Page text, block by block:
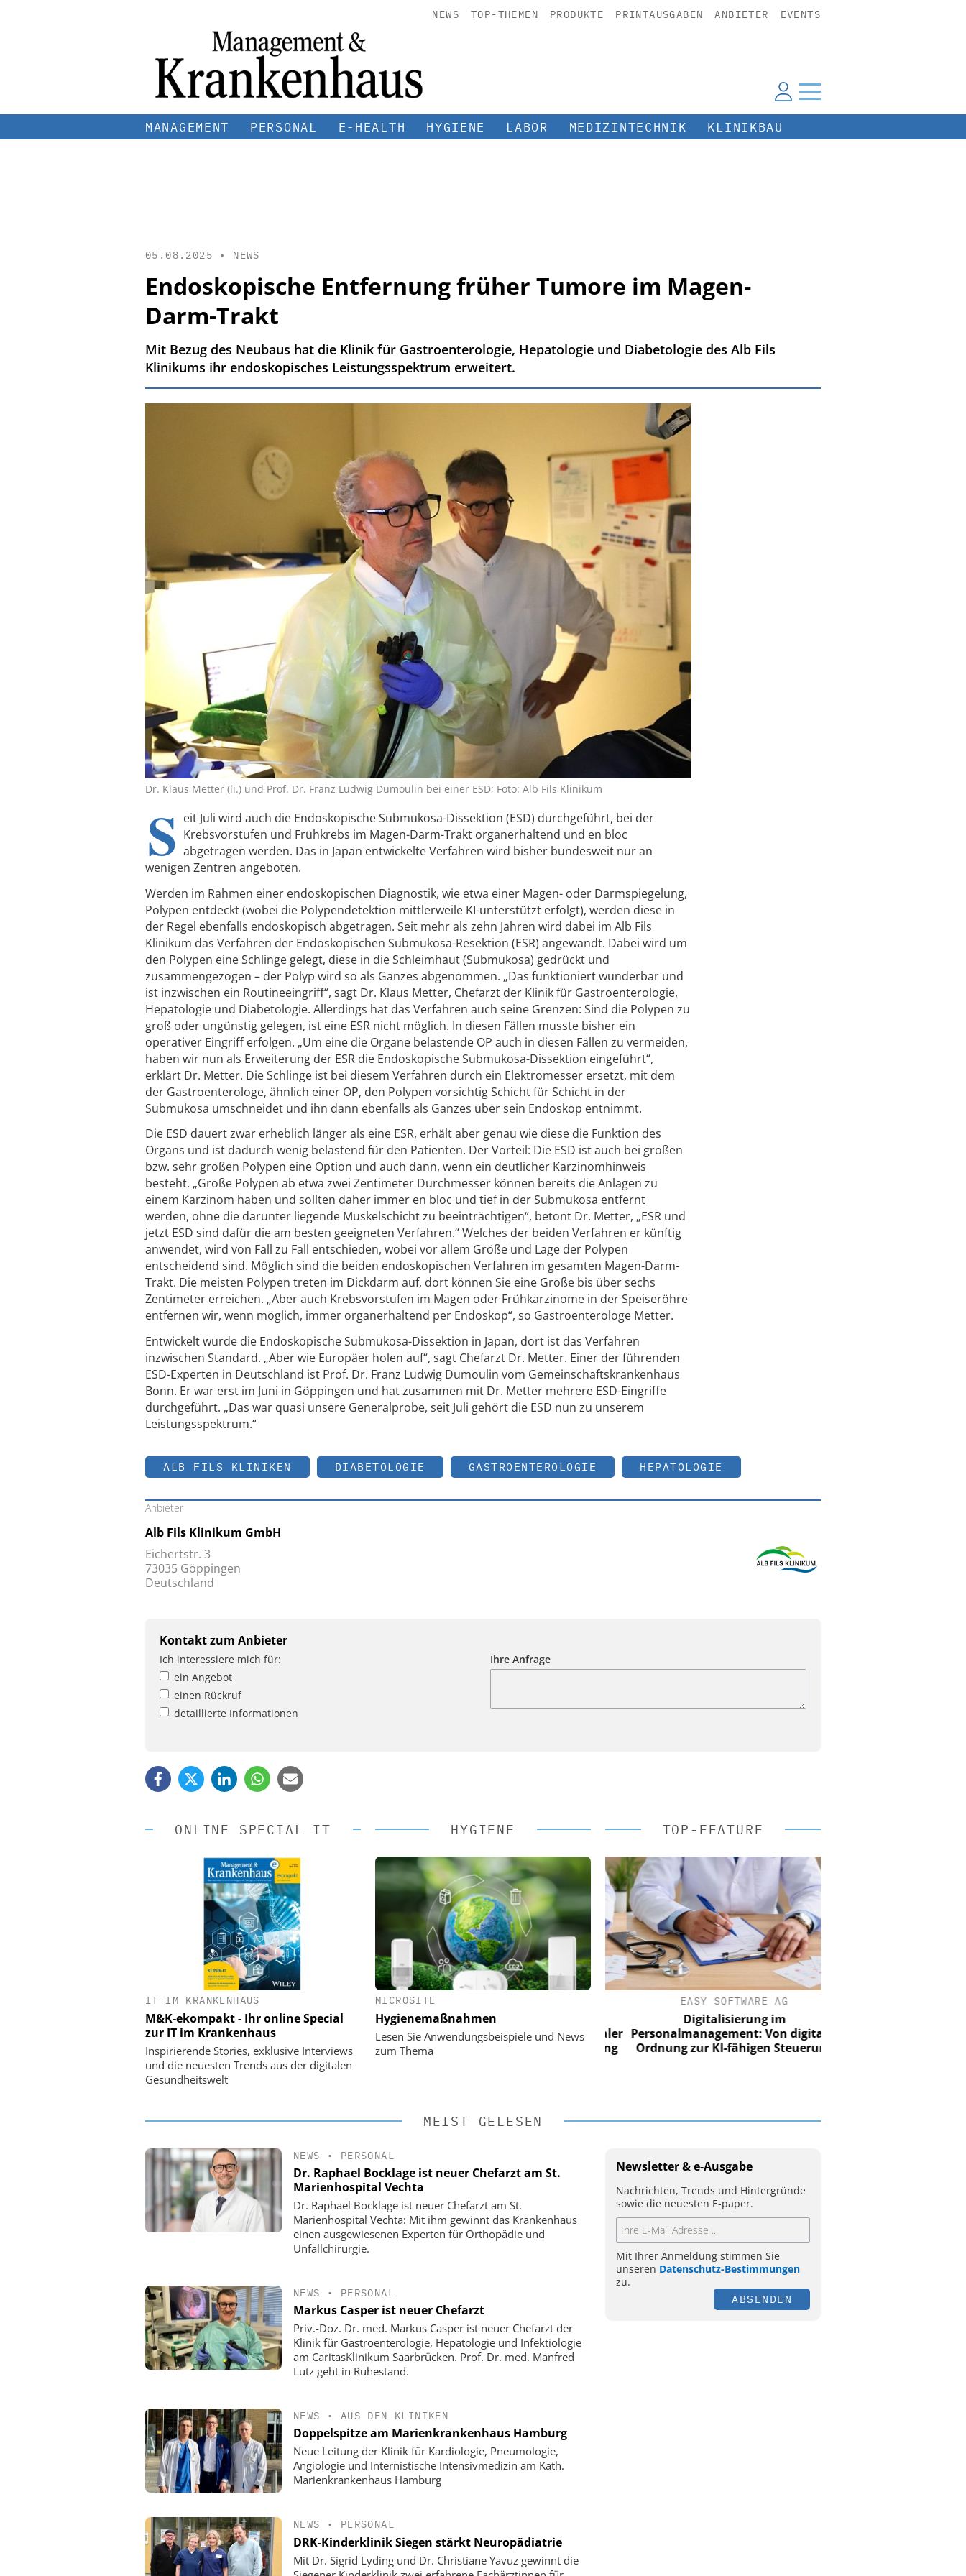
NEWS TOP-THEMEN PRODUKTE PRINTAUSGABEN ANBIETER EVENTS
MANAGEMENT PERSONAL E-HEALTH HYGIENE LABOR MEDIZINTECHNIK KLINIKBAU
05.08.2025 • NEWS
Endoskopische Entfernung früher Tumore im Magen-
Darm-Trakt
Mit Bezug des Neubaus hat die Klinik für Gastroenterologie, Hepatologie und Diabetologie des Alb Fils
Klinikums ihr endoskopisches Leistungsspektrum erweitert.
Dr. Klaus Metter (li.) und Prof. Dr. Franz Ludwig Dumoulin bei einer ESD; Foto: Alb Fils Klinikum
S eit Juli wird auch die Endoskopische Submukosa-Dissektion (ESD) durchgeführt, bei der
Krebsvorstufen und Frühkrebs im Magen-Darm-Trakt organerhaltend und en bloc
abgetragen werden. Das in Japan entwickelte Verfahren wird bisher bundesweit nur an
wenigen Zentren angeboten.
Werden im Rahmen einer endoskopischen Diagnostik, wie etwa einer Magen- oder Darmspiegelung,
Polypen entdeckt (wobei die Polypendetektion mittlerweile KI-unterstützt erfolgt), werden diese in
der Regel ebenfalls endoskopisch abgetragen. Seit mehr als zehn Jahren wird dabei im Alb Fils
Klinikum das Verfahren der Endoskopischen Submukosa-Resektion (ESR) angewandt. Dabei wird um
den Polypen eine Schlinge gelegt, diese in die Schleimhaut (Submukosa) gedrückt und
zusammengezogen – der Polyp wird so als Ganzes abgenommen. „Das funktioniert wunderbar und
ist inzwischen ein Routineeingriff“, sagt Dr. Klaus Metter, Chefarzt der Klinik für Gastroenterologie,
Hepatologie und Diabetologie. Allerdings hat das Verfahren auch seine Grenzen: Sind die Polypen zu
groß oder ungünstig gelegen, ist eine ESR nicht möglich. In diesen Fällen musste bisher ein
operativer Eingriff erfolgen. „Um eine die Organe belastende OP auch in diesen Fällen zu vermeiden,
haben wir nun als Erweiterung der ESR die Endoskopische Submukosa-Dissektion eingeführt“,
erklärt Dr. Metter. Die Schlinge ist bei diesem Verfahren durch ein Elektromesser ersetzt, mit dem
der Gastroenterologe, ähnlich einer OP, den Polypen vorsichtig Schicht für Schicht in der
Submukosa umschneidet und ihn dann ebenfalls als Ganzes über sein Endoskop entnimmt.
Die ESD dauert zwar erheblich länger als eine ESR, erhält aber genau wie diese die Funktion des
Organs und ist dadurch wenig belastend für den Patienten. Der Vorteil: Die ESD ist auch bei großen
bzw. sehr großen Polypen eine Option und auch dann, wenn ein deutlicher Karzinomhinweis
besteht. „Große Polypen ab etwa zwei Zentimeter Durchmesser können bereits die Anlagen zu
einem Karzinom haben und sollten daher immer en bloc und tief in der Submukosa entfernt
werden, ohne die darunter liegende Muskelschicht zu beeinträchtigen“, betont Dr. Metter, „ESR und
jetzt ESD sind dafür die am besten geeigneten Verfahren.“ Welches der beiden Verfahren er künftig
anwendet, wird von Fall zu Fall entschieden, wobei vor allem Größe und Lage der Polypen
entscheidend sind. Möglich sind die beiden endoskopischen Verfahren im gesamten Magen-Darm-
Trakt. Die meisten Polypen treten im Dickdarm auf, dort können Sie eine Größe bis über sechs
Zentimeter erreichen. „Aber auch Krebsvorstufen im Magen oder Frühkarzinome in der Speiseröhre
entfernen wir, wenn möglich, immer organerhaltend per Endoskop“, so Gastroenterologe Metter.
Entwickelt wurde die Endoskopische Submukosa-Dissektion in Japan, dort ist das Verfahren
inzwischen Standard. „Aber wie Europäer holen auf“, sagt Chefarzt Dr. Metter. Einer der führenden
ESD-Experten in Deutschland ist Prof. Dr. Franz Ludwig Dumoulin vom Gemeinschaftskrankenhaus
Bonn. Er war erst im Juni in Göppingen und hat zusammen mit Dr. Metter mehrere ESD-Eingriffe
durchgeführt. „Das war quasi unsere Generalprobe, seit Juli gehört die ESD nun zu unserem
Leistungsspektrum.“
ALB FILS KLINIKEN DIABETOLOGIE GASTROENTEROLOGIE HEPATOLOGIE
Anbieter
Alb Fils Klinikum GmbH
Eichertstr. 3
73035 Göppingen
Deutschland
Kontakt zum Anbieter
Ich interessiere mich für:
ein Angebot
einen Rückruf
detaillierte Informationen
Ihre Anfrage
ONLINE SPECIAL IT
IT IM KRANKENHAUS
M&K-ekompakt - Ihr online Special
zur IT im Krankenhaus
Inspirierende Stories, exklusive Interviews
und die neuesten Trends aus der digitalen
Gesundheitswelt
HYGIENE
MICROSITE
Hygienemaßnahmen
Lesen Sie Anwendungsbeispiele und News
zum Thema
TOP-FEATURE
EASY SOFTWARE AG
Digitalisierung im
Personalmanagement: Von digitaler
Ordnung zur KI-fähigen Steuerung
Digitalisierung im
Personalmanagement: Von digitaler
Ordnung zur KI-fähigen Steuerung
EASY SOFTWARE AG
Digitalisierung im
Personalmanagement: Von digitaler
Ordnung zur KI-fähigen Steuerung
MEIST GELESEN
NEWS • PERSONAL
Dr. Raphael Bocklage ist neuer Chefarzt am St.
Marienhospital Vechta
Dr. Raphael Bocklage ist neuer Chefarzt am St.
Marienhospital Vechta: Mit ihm gewinnt das Krankenhaus
einen ausgewiesenen Experten für Orthopädie und
Unfallchirurgie.
NEWS • PERSONAL
Markus Casper ist neuer Chefarzt
Priv.-Doz. Dr. med. Markus Casper ist neuer Chefarzt der
Klinik für Gastroenterologie, Hepatologie und Infektiologie
am CaritasKlinikum Saarbrücken. Prof. Dr. med. Manfred
Lutz geht in Ruhestand.
NEWS • AUS DEN KLINIKEN
Doppelspitze am Marienkrankenhaus Hamburg
Neue Leitung der Klinik für Kardiologie, Pneumologie,
Angiologie und Internistische Intensivmedizin am Kath.
Marienkrankenhaus Hamburg
NEWS • PERSONAL
DRK-Kinderklinik Siegen stärkt Neuropädiatrie
Mit Dr. Sigrid Lyding und Dr. Christiane Yavuz gewinnt die
Newsletter & e-Ausgabe
Nachrichten, Trends und Hintergründe
sowie die neuesten E-paper.
Mit Ihrer Anmeldung stimmen Sie
unseren Datenschutz-Bestimmungen
zu.
ABSENDEN